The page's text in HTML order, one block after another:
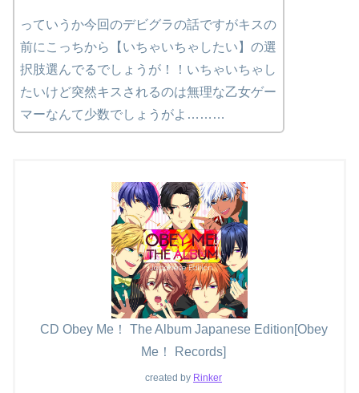
っていうか今回のデビグラの話ですがキスの
前にこっちから【いちゃいちゃしたい】の選
択肢選んでるでしょうが！！いちゃいちゃし
たいけど突然キスされるのは無理な乙女ゲー
マーなんて少数でしょうがよ………
CD Obey Me！ The Album Japanese Edition[Obey
Me！ Records]
created by Rinker